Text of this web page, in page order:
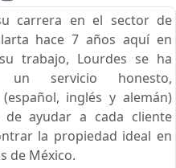
carrera en el sector de
hace 7 años aquí en
trabajo, Lourdes se ha
servicio honesto,
inglés y alemán)
ayudar a cada cliente
la propiedad ideal en
de México.